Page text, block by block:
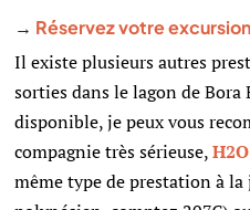
→ Réservez votre
Il existe plusieurs autres
sorties dans le lagon de Bora
disponible, je peux vous
compagnie très sérieuse,
même type de prestation à la